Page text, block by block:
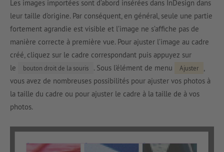
Les images importées sont d’abord insérées dans InDesign dans
leur taille d’origine. Par conséquent, en général, seule une partie
fortement agrandie est visible et l’image ne s’affiche pas de
manière correcte à première vue. Pour ajuster l’image au cadre
créé, cliquez sur le cadre correspondant puis appuyez sur
le
bouton droit de la souris . Sous l’élément de menu Ajuster
,
vous avez de nombreuses possibilités pour ajuster vos photos à
la taille du cadre ou pour ajuster le cadre à la taille de à vos
photos.